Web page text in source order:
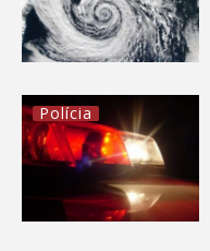
Polícia